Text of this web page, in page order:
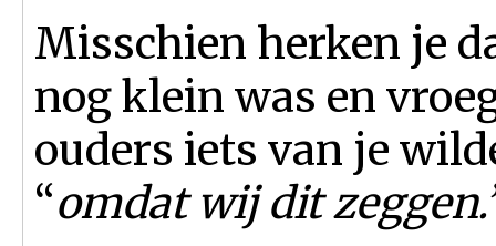
Misschien herken je
nog klein was en
ouders iets van je
“omdat wij dit